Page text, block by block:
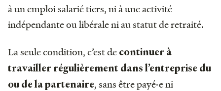
à un emploi salarié tiers, ni à une activité
indépendante ou libérale ni au statut de retraité.
La seule condition, c’est de continuer à
travailler régulièrement dans l’entreprise du
ou de la partenaire, sans être payé·e ni